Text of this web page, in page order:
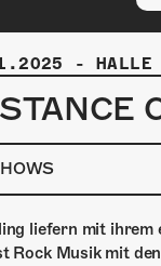
- HALLE
liefern mit ihrem
Rock Musik mit